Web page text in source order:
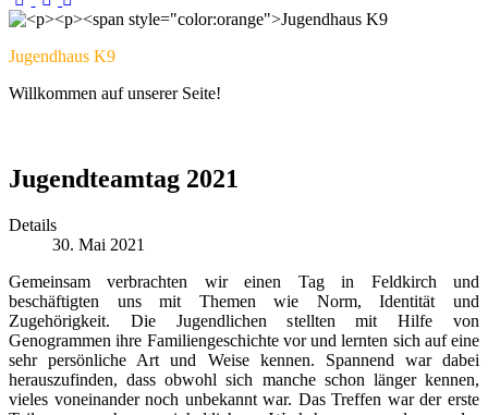
Jugendhaus K9
Willkommen auf unserer Seite!
Jugendteamtag 2021
Details
30. Mai 2021
Gemeinsam verbrachten wir einen Tag in Feldkirch und
beschäftigten uns mit Themen wie Norm, Identität und
Zugehörigkeit. Die Jugendlichen stellten mit Hilfe von
Genogrammen ihre Familiengeschichte vor und lernten sich auf eine
sehr persönliche Art und Weise kennen. Spannend war dabei
herauszufinden, dass obwohl sich manche schon länger kennen,
vieles voneinander noch unbekannt war. Das Treffen war der erste